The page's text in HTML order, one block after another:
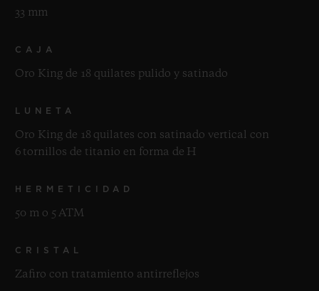
33 mm
CAJA
Oro King de 18 quilates pulido y satinado
LUNETA
Oro King de 18 quilates con satinado vertical con
6 tornillos de titanio en forma de H
HERMETICIDAD
50 m o 5 ATM
CRISTAL
Zafiro con tratamiento antirreflejos